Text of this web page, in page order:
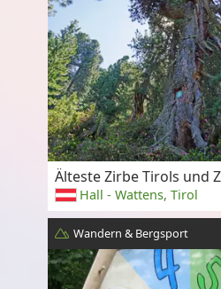
Älteste Zirbe Tirols und
Hall - Wattens, Tirol
Wandern & Bergsport